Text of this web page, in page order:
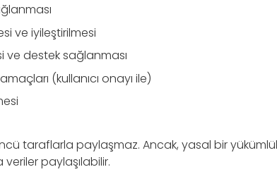
ve iyileştirilmesi
ve destek sağlanması
(kullanıcı onayı ile)
taraflarla paylaşmaz. Ancak, yasal bir
paylaşılabilir.